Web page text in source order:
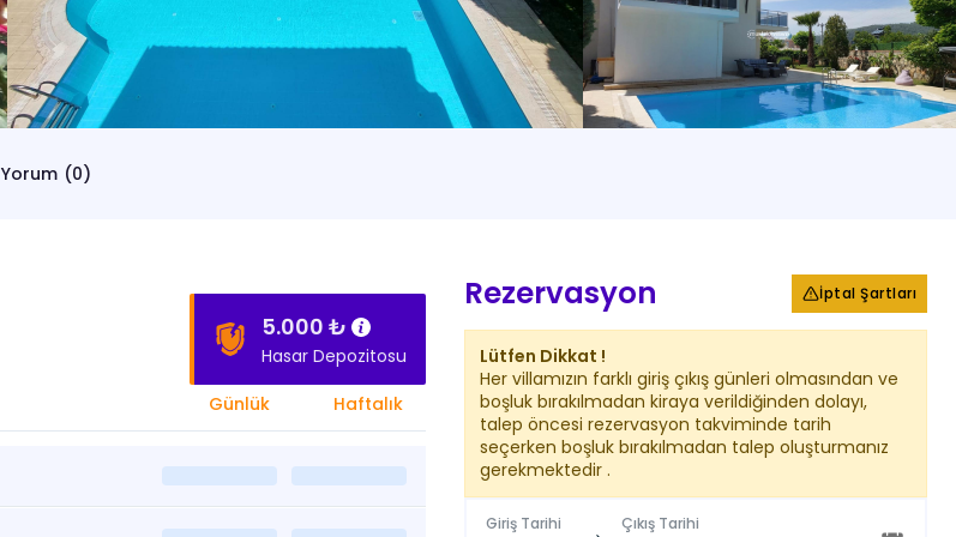
Yorum (0)
5.000 ₺
Hasar Depozitosu
Günlük Haftalık
Rezervasyon İptal Şartları
Lütfen Dikkat !
Her villamızın farklı giriş çıkış günleri olmasından ve
boşluk bırakılmadan kiraya verildiğinden dolayı,
talep öncesi rezervasyon takviminde tarih
seçerken boşluk bırakılmadan talep oluşturmanız
gerekmektedir .
Giriş Tarihi Çıkış Tarihi